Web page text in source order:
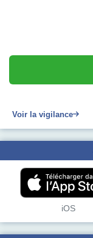
Voir la vigilance
iOS